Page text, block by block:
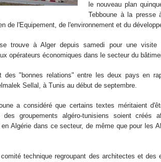
le nouveau plan
Tebboune à la presse
de l'Equipement, de l'environnement et du
trouve à Alger depuis samedi pour une
opérateurs économiques dans le secteur du
des "bonnes relations" entre les deux pays en
Sellal, à Tunis au début de septembre.
a considéré que certains textes méritaient
groupements algéro-tunisiens soient créés
Algérie dans ce secteur, de même que pour les
technique regroupant des architectes et des